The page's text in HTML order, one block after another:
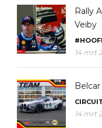
Rally
Veiby
14 mrt
14 mrt